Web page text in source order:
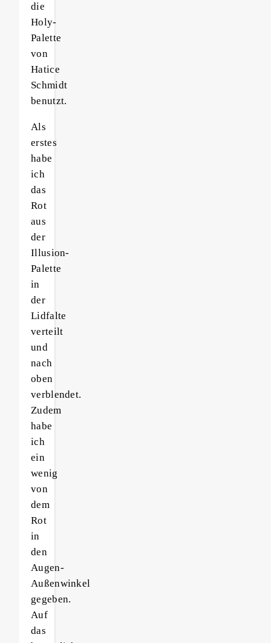
die
Holy-
Palette
von
Hatice
Schmidt
benutzt.
Als
erstes
habe
ich
das
Rot
aus
der
Illusion-
Palette
in
der
Lidfalte
verteilt
und
nach
oben
verblendet.
Zudem
habe
ich
ein
wenig
von
dem
Rot
in
den
Augen-
Außenwinkel
gegeben.
Auf
das